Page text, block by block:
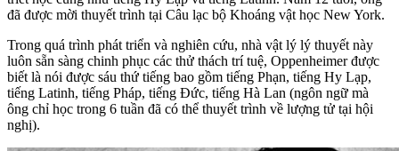
đã được mời thuyết trình tại Câu lạc bộ Khoáng vật học New York.
Trong quá trình phát triển và nghiên cứu, nhà vật lý lý thuyết này
luôn sẵn sàng chinh phục các thử thách trí tuệ, Oppenheimer được
biết là nói được sáu thứ tiếng bao gồm tiếng Phạn, tiếng Hy Lạp,
tiếng Latinh, tiếng Pháp, tiếng Đức, tiếng Hà Lan (ngôn ngữ mà
ông chỉ học trong 6 tuần đã có thể thuyết trình về lượng tử tại hội
nghị).